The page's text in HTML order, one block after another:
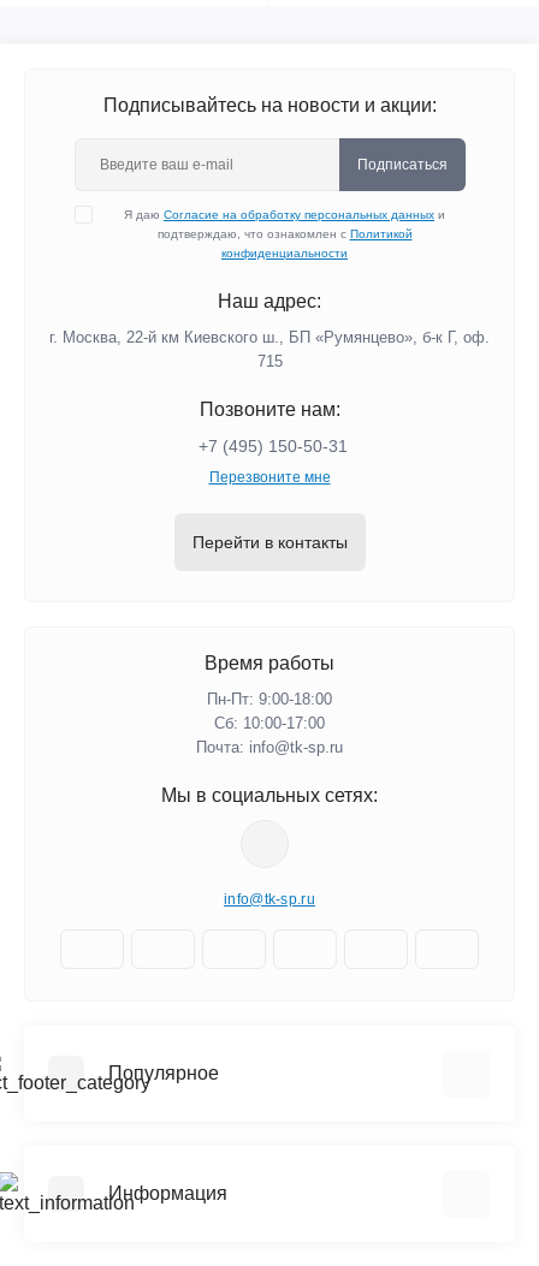
Подписывайтесь на новости и акции:
Подписаться
Я даю Согласие на обработку персональных данных и
подтверждаю, что ознакомлен с Политикой
конфиденциальности
Наш адрес:
г. Москва, 22-й км Киевского ш., БП «Румянцево», б-к Г, оф.
715
Позвоните нам:
+7 (495) 150-50-31
Перезвоните мне
Перейти в контакты
Время работы
Пн-Пт: 9:00-18:00
Сб: 10:00-17:00
Почта: info@tk-sp.ru
Мы в социальных сетях:
info@tk-sp.ru
Популярное
Плиточный клей
Информация